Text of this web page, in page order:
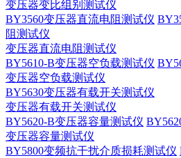
变压器变比组别测试仪
BY3560变压器直流电阻测试仪
阻测试仪
变压器直流电阻测试仪
BY5610-B变压器空负载测试仪
变压器空负载测试仪
BY5630变压器有载开关测试仪
变压器有载开关测试仪
BY5620-B变压器容量测试仪
变压器容量测试仪
BY5800变频抗干扰介质损耗测试仪